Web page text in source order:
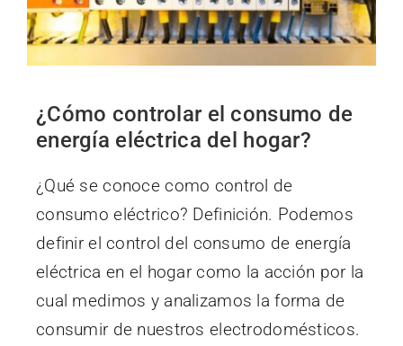
¿Cómo controlar el consumo de
energía eléctrica del hogar?
¿Qué se conoce como control de
consumo eléctrico? Definición. Podemos
definir el control del consumo de energía
eléctrica en el hogar como la acción por la
cual medimos y analizamos la forma de
consumir de nuestros electrodomésticos.